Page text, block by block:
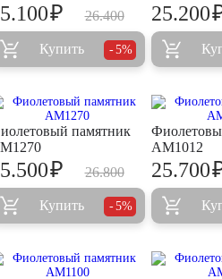
26.400
₽
Купить 5%
25.200
памятник
26.800
₽
Купить 5%
AM1012
25.700